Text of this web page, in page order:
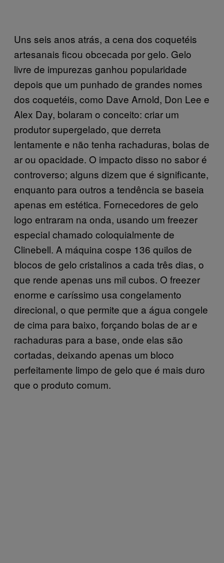
Uns seis anos atrás, a cena dos coquetéis
artesanais ficou obcecada por gelo. Gelo
livre de impurezas ganhou popularidade
depois que um punhado de grandes nomes
dos coquetéis, como Dave Arnold, Don Lee e
Alex Day, bolaram o conceito: criar um
produtor supergelado, que derreta
lentamente e não tenha rachaduras, bolas de
ar ou opacidade. O impacto disso no sabor é
controverso; alguns dizem que é significante,
enquanto para outros a tendência se baseia
apenas em estética. Fornecedores de gelo
logo entraram na onda, usando um freezer
especial chamado coloquialmente de
Clinebell. A máquina cospe 136 quilos de
blocos de gelo cristalinos a cada três dias, o
que rende apenas uns mil cubos. O freezer
enorme e caríssimo usa congelamento
direcional, o que permite que a água congele
de cima para baixo, forçando bolas de ar e
rachaduras para a base, onde elas são
cortadas, deixando apenas um bloco
perfeitamente limpo de gelo que é mais duro
que o produto comum.